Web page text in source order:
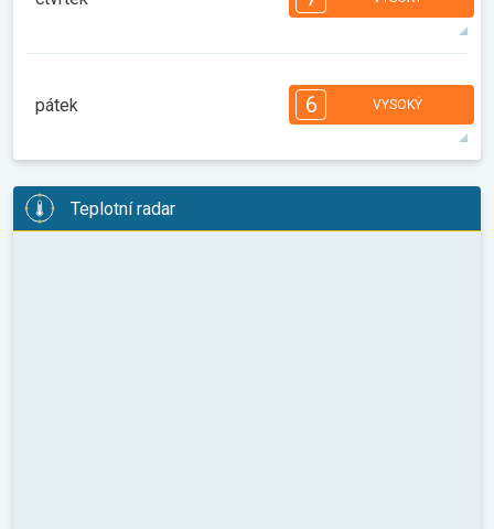
14:00
13 h 06:12 20:15 33°
1
08:00 14:00
4
12 h 06:13 20:14 29°max.
pátek 6 VYSOKÝ
2
08:00
3 4 4
Teplotní radar